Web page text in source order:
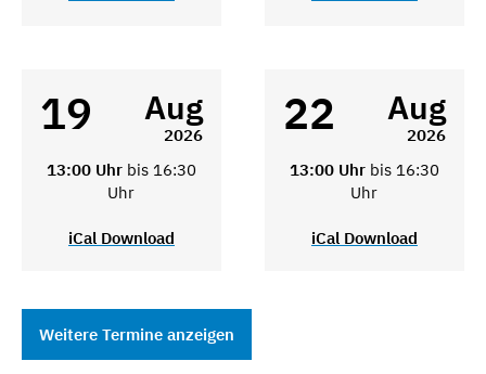
19 Aug
2026
13:00 Uhr bis 16:30
Uhr
iCal Download
22 Aug
2026
13:00 Uhr bis 16:30
Uhr
iCal Download
Weitere Termine anzeigen